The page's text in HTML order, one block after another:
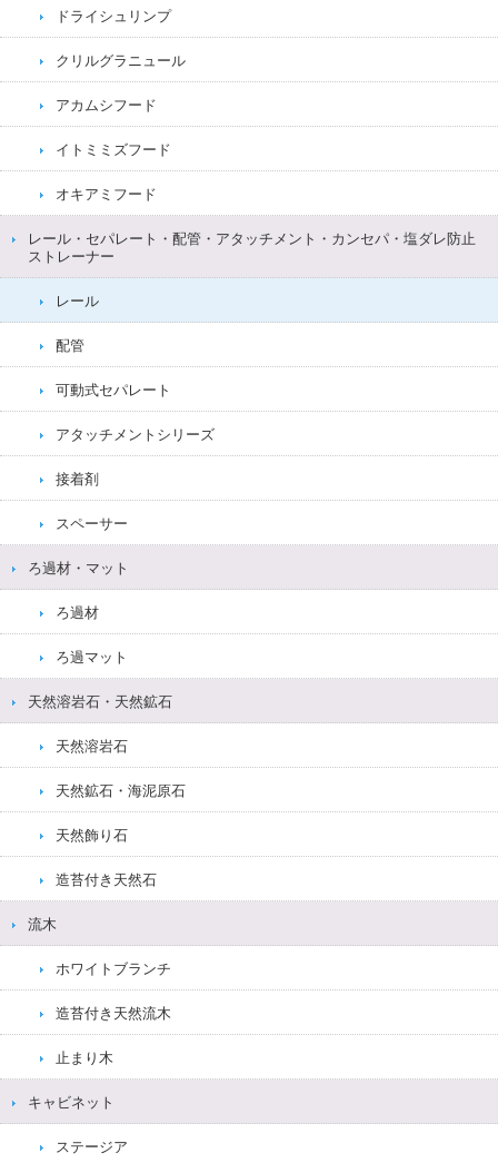
ドライシュリンプ
クリルグラニュール
アカムシフード
イトミミズフード
オキアミフード
レール・セパレート・配管・アタッチメント・カンセパ・塩ダレ防止
ストレーナー
レール
配管
可動式セパレート
アタッチメントシリーズ
接着剤
スペーサー
ろ過材・マット
ろ過材
ろ過マット
天然溶岩石・天然鉱石
天然溶岩石
天然鉱石・海泥原石
天然飾り石
造苔付き天然石
流木
ホワイトブランチ
造苔付き天然流木
止まり木
キャビネット
ステージア